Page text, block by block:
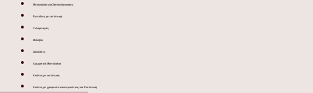
Μπουκαλάκι για Σαπουνόφουσκες
Βεντάλιες με εκτύπωση
Ξυλομπογιές
Μολύβια
Σοκολάτες
Αρωματικά Μαντηλάκια
Κούπες με εκτύπωση
Κούπες με χρώμα στο εσωτερικό τους και Εκτύπωση